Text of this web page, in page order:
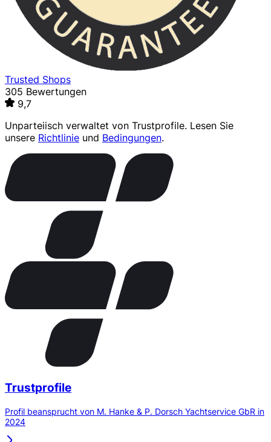
Trusted Shops
305 Bewertungen
9,7
Unparteiisch verwaltet von Trustprofile. Lesen Sie
unsere Richtlinie und Bedingungen.
Trustprofile
Profil beansprucht von M. Hanke & P. Dorsch Yachtservice GbR in
2024